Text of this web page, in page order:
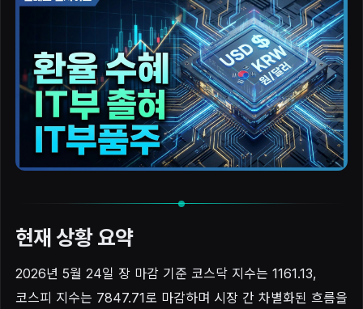
현재 상황 요약
2026년 5월 24일 장 마감 기준 코스닥 지수는 1161.13,
코스피 지수는 7847.71로 마감하며 시장 간 차별화된 흐름을